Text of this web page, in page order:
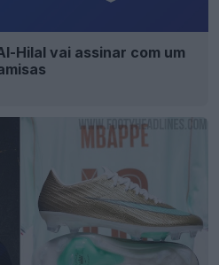
Hilal vai assinar com um